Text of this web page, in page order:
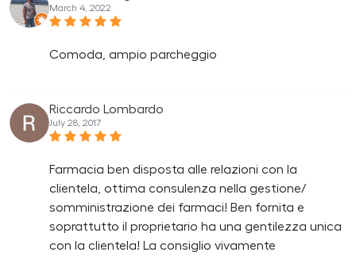
March 4, 2022
Comoda, ampio parcheggio
Riccardo Lombardo
July 28, 2017
Farmacia ben disposta alle relazioni con la
clientela, ottima consulenza nella gestione/
somministrazione dei farmaci! Ben fornita e
soprattutto il proprietario ha una gentilezza unica
con la clientela! La consiglio vivamente